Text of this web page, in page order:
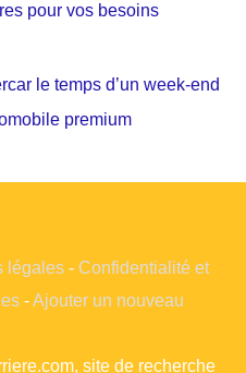
pour vos besoins
le temps d’un week-end
premium
légales- Confidentialité et
-Ajouter un nouveau
site de recherche